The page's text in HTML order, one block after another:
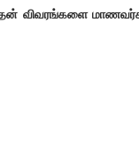
அதன் விவரங்களை